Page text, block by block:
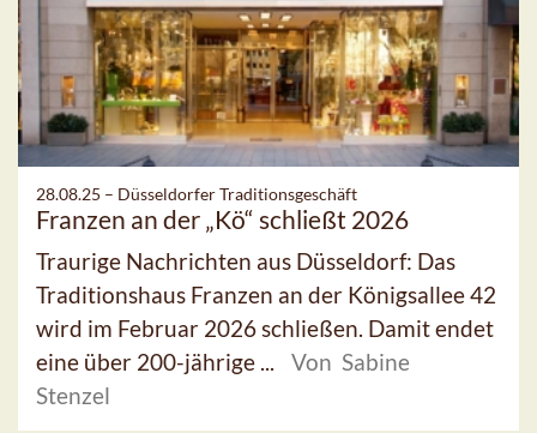
28.08.25 – Düsseldorfer Traditionsgeschäft
Franzen an der „Kö“ schließt 2026
Traurige Nachrichten aus Düsseldorf: Das
Traditionshaus Franzen an der Königsallee 42
wird im Februar 2026 schließen. Damit endet
eine über 200-jährige ...
Von Sabine
Stenzel